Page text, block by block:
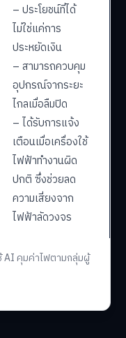
AI คุมค่าไฟตามกลุ่มผู้
– ประโยชน์ที่ได้
ไม่ใช่แค่การ
ประหยัดเงิน
– สามารถควบคุม
อุปกรณ์จากระยะ
ไกลเมื่อลืมปิด
– ได้รับการแจ้ง
เตือนเมื่อเครื่องใช้
ไฟฟ้าทำงานผิด
ปกติ ซึ่งช่วยลด
ความเสี่ยงจาก
ไฟฟ้าลัดวงจร